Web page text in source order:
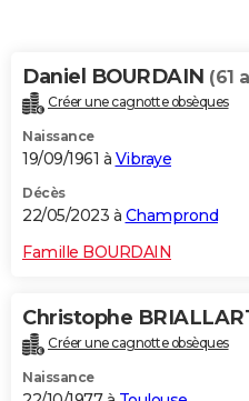
Alimentation
Guide de la santé
Maladies
Médicaments
Sommeil
VOYAGE
Destinations
City break
Voyage nature
Voyage de noces
Forum
Climat
+PHOTO
GUIDES D'ACHAT
BONS PLANS
CARTE DE VOEUX
Dictionnaire
Biographies
Citations
Expressions
Proverbes
PROGRAMME TV
COPAINS D'AVANT
Daniel BOURDAIN (61
Créer une cagnotte obsèques
Naissance
19/09/1961 à Vibraye
Décès
22/05/2023 à Champrond
Famille BOURDAIN
Christophe
Créer une cagnotte obsèques
Naissance